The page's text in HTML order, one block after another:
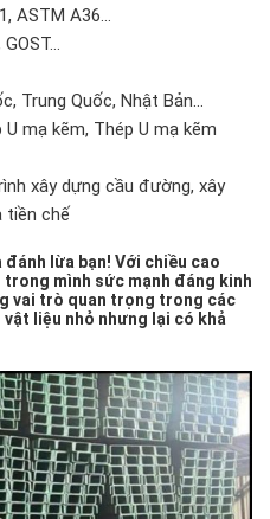
ASTM A36…
Trung Quốc, Nhật Bản…
mạ kẽm, Thép U mạ kẽm
xây dựng cầu đường, xây
tiền chế
lừa bạn! Với chiều cao
trong mình sức mạnh đáng kinh
vai trò quan trọng trong các
liệu nhỏ nhưng lại có khả